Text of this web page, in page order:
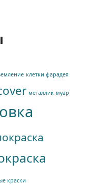
клетки фарадея
металлик муар
краски